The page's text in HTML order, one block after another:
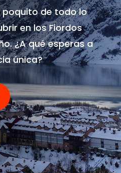
de todo lo
en los Fiordos
¿A qué esperas a
única?